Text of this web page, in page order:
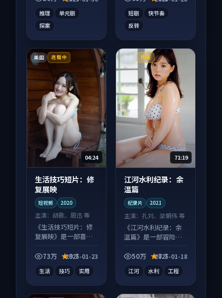
推理
单元剧
探案
短剧
快节奏
反转
美国 连载中
04:24
生活技巧短片：修
复展映
短视频 2020
主演： 胡歌、周迅 等
《生活技巧短片：修
复展映》是一部喜剧
物成长为内核，情感
73万 9.7
2025-01-23
生活 技巧 实用
法国 热播
71:19
江河水利纪录：余
温篇
纪录片 2021
主演：孔刘、梁朝伟 等
《江河水利纪录：余
温篇》是一部冒险向
事并行，细节值得二
50万 7.7
2025-01-18
江河 水利 工程